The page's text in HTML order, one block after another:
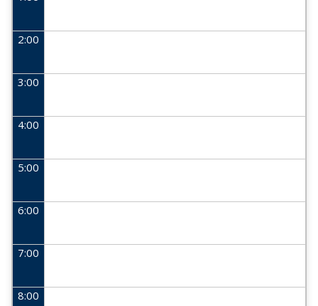
2:00
3:00
4:00
5:00
6:00
7:00
8:00